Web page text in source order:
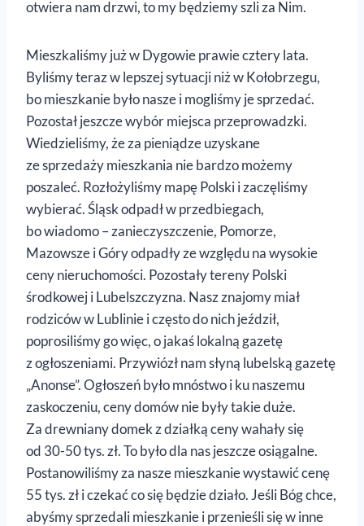
otwiera nam drzwi, to my będziemy szli za Nim.
Mieszkaliśmy już w Dygowie prawie cztery lata.
Byliśmy teraz w lepszej sytuacji niż w Kołobrzegu,
bo mieszkanie było nasze i mogliśmy je sprzedać.
Pozostał jeszcze wybór miejsca przeprowadzki.
Wiedzieliśmy, że za pieniądze uzyskane
ze sprzedaży mieszkania nie bardzo możemy
poszaleć. Rozłożyliśmy mapę Polski i zaczęliśmy
wybierać. Śląsk odpadł w przedbiegach,
bo wiadomo – zanieczyszczenie, Pomorze,
Mazowsze i Góry odpadły ze względu na wysokie
ceny nieruchomości. Pozostały tereny Polski
środkowej i Lubelszczyzna. Nasz znajomy miał
rodziców w Lublinie i często do nich jeździł,
poprosiliśmy go więc, o jakaś lokalną gazetę
z ogłoszeniami. Przywiózł nam słyną lubelską gazetę
„Anonse”. Ogłoszeń było mnóstwo i ku naszemu
zaskoczeniu, ceny domów nie były takie duże.
Za drewniany domek z działką ceny wahały się
od 30-50 tys. zł. To było dla nas jeszcze osiągalne.
Postanowiliśmy za nasze mieszkanie wystawić cenę
55 tys. zł i czekać co się będzie działo. Jeśli Bóg chce,
abyśmy sprzedali mieszkanie i przenieśli się w inne